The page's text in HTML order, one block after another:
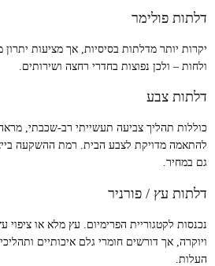
דלתות פולימר
יקרות יותר מדלתות בסיסיות, אך מציעות
ולחות – ולכן נפוצות בחדרי רחצה ושירותים.
דלתות צבע
כוללות תהליך צביעה תעשייתי רב-שכבתי,
להתאמה מדויקת לצבע הבית. רמת ההשקעה
גם במחיר.
דלתות עץ / פורניר
נכנסות לקטגוריית הפרימיום. עץ מלא או ציפוי
ויוקרה, אך דורשים חומרי גלם איכותיים
העלות.